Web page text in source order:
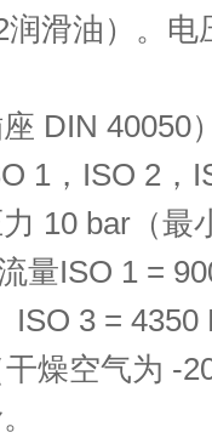
润滑油）。
DIN 40050
1，ISO 2，
10 bar（最
量ISO 1 =
ISO 3 = 4350
燥空气为 -